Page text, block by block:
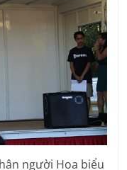
người Hoa biểu